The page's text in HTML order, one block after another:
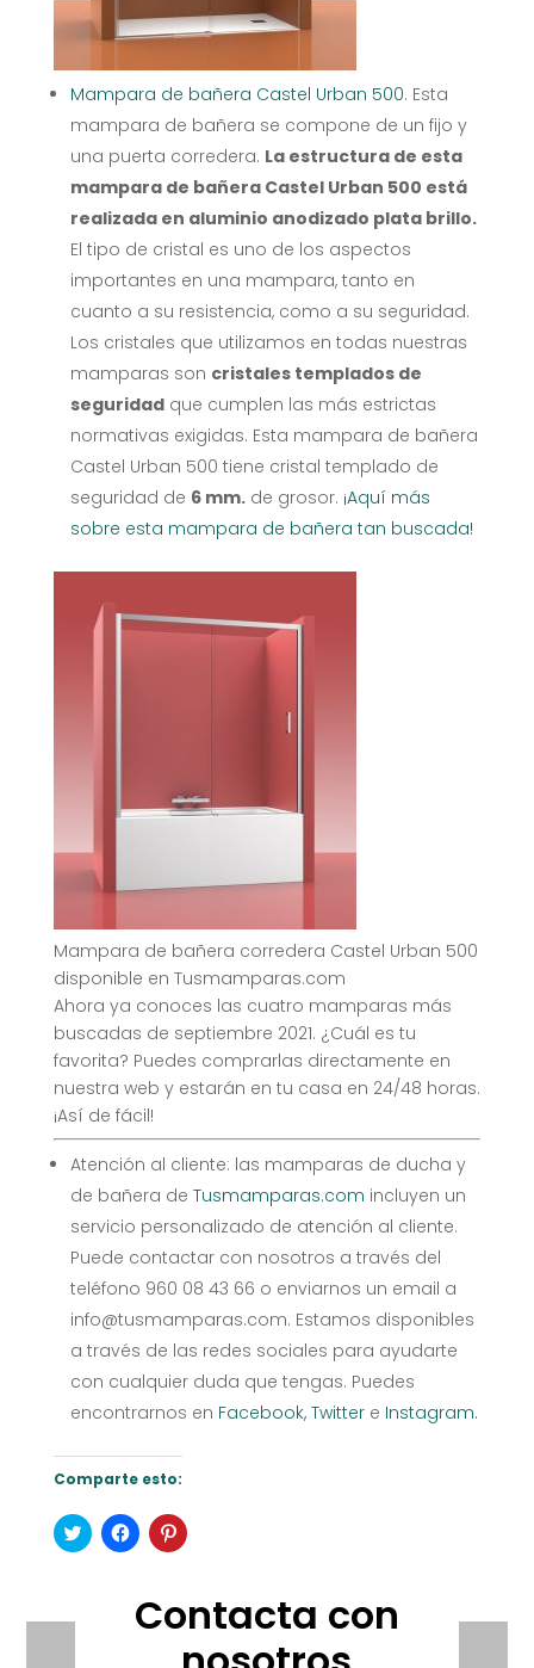
Mampara de bañera Castel Urban 500. Esta
mampara de bañera se compone de un fijo y
una puerta corredera. La estructura de esta
mampara de bañera Castel Urban 500 está
realizada en aluminio anodizado plata brillo.
El tipo de cristal es uno de los aspectos
importantes en una mampara, tanto en
cuanto a su resistencia, como a su seguridad.
Los cristales que utilizamos en todas nuestras
mamparas son cristales templados de
seguridadque cumplen las más estrictas
normativas exigidas. Esta mampara de bañera
Castel Urban 500 tiene cristal templado de
seguridad de 6 mm.de grosor. ¡Aquí más
sobre esta mampara de bañera tan buscada!
Mampara de bañera corredera Castel Urban 500
disponible en Tusmamparas.com
Ahora ya conoces las cuatro mamparas más
buscadas de septiembre 2021. ¿Cuál es tu
favorita? Puedes comprarlas directamente en
nuestra web y estarán en tu casa en 24/48 horas.
¡Así de fácil!
Atención al cliente: las mamparas de ducha y
de bañera de Tusmamparas.com incluyen un
servicio personalizado de atención al cliente.
Puede contactar con nosotros a través del
teléfono 960 08 43 66 o enviarnos un email a
info@tusmamparas.com. Estamos disponibles
a través de las redes sociales para ayudarte
con cualquier duda que tengas. Puedes
encontrarnos en Facebook,Twittere Instagram.
Comparte esto:
Haz
clic
Haz
clic
Facebook
(Se
Haz
clic
Pinterest
(Se
en
Contacta con